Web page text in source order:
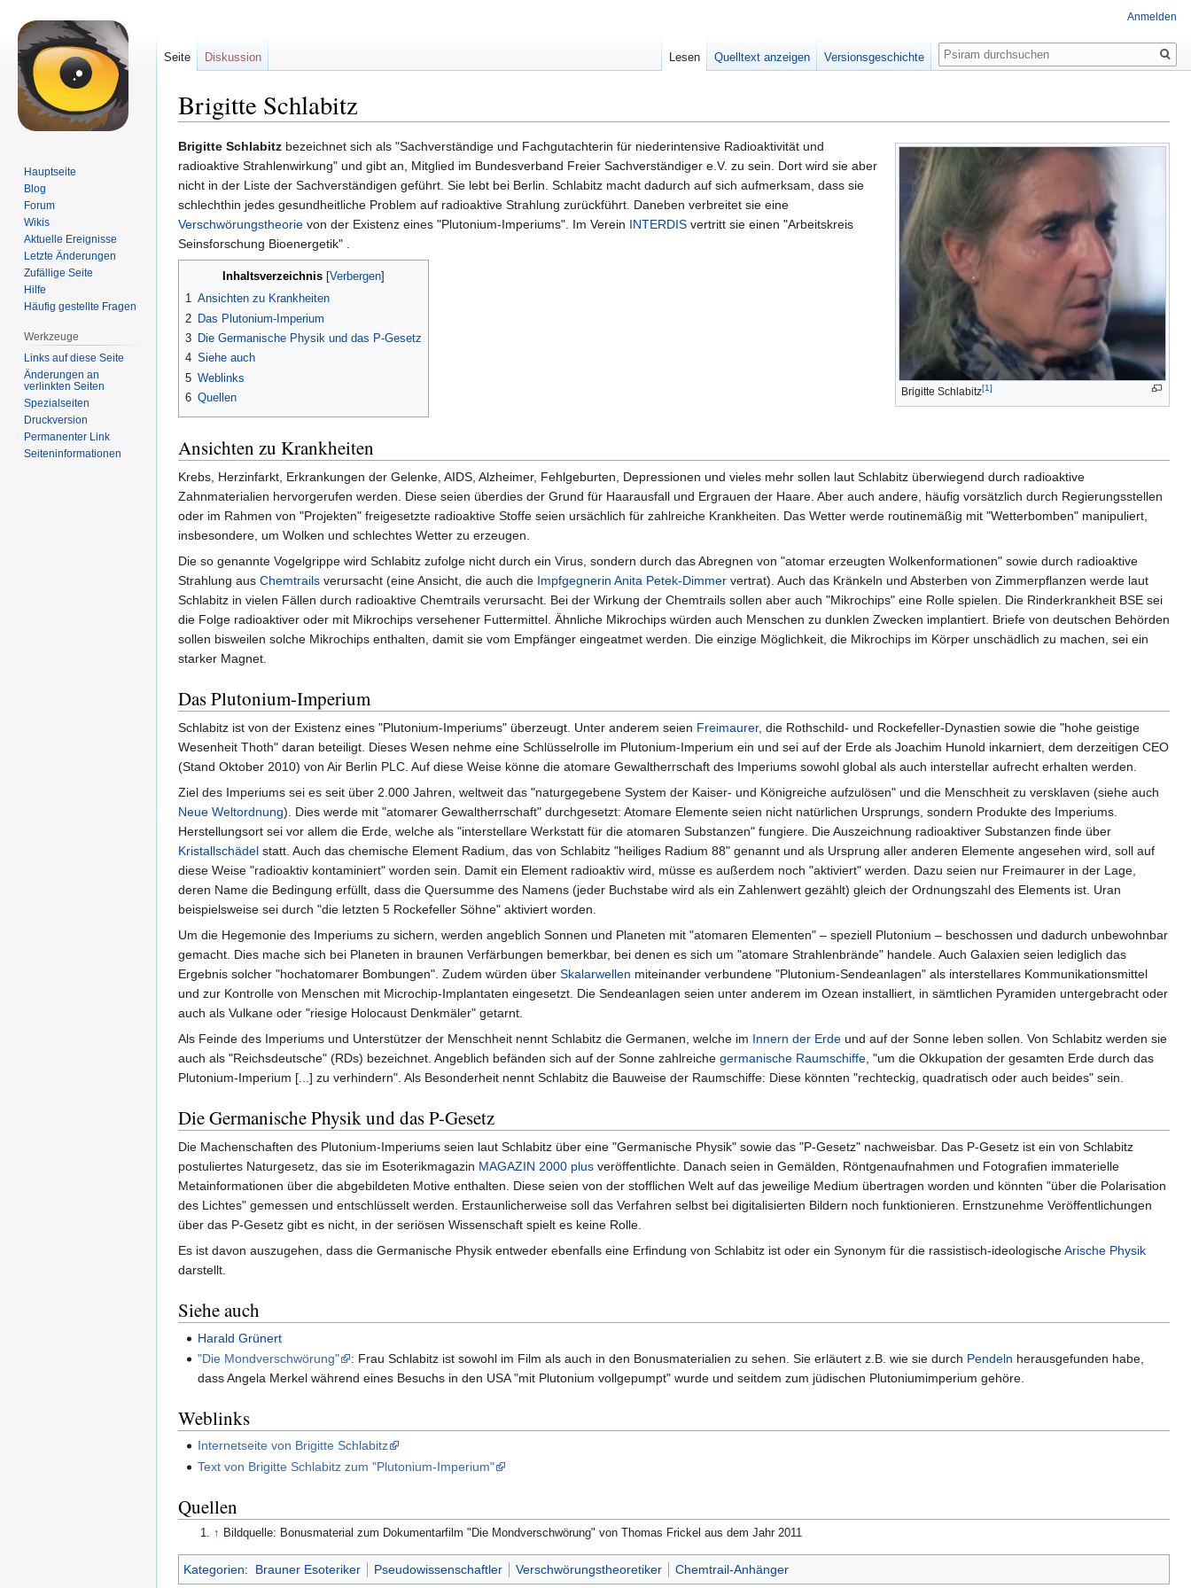
Brigitte Schlabitz
Zur
Navigation
springen
Zur
Suche
springen
Brigitte Schlabitz[1]
Brigitte Schlabitz bezeichnet sich als "Sachverständige und Fachgutachterin für niederintensive Radioaktivität und
radioaktive Strahlenwirkung" und gibt an, Mitglied im Bundesverband Freier Sachverständiger e.V. zu sein. Dort wird sie aber
nicht in der Liste der Sachverständigen geführt. Sie lebt bei Berlin. Schlabitz macht dadurch auf sich aufmerksam, dass sie
schlechthin jedes gesundheitliche Problem auf radioaktive Strahlung zurückführt. Daneben verbreitet sie eine
Verschwörungstheorie von der Existenz eines "Plutonium-Imperiums". Im Verein INTERDIS vertritt sie einen "Arbeitskreis
Seinsforschung Bioenergetik" .
Inhaltsverzeichnis
1 Ansichten zu Krankheiten
2 Das Plutonium-Imperium
3 Die Germanische Physik und das P-Gesetz
4 Siehe auch
5 Weblinks
6 Quellen
Ansichten zu Krankheiten
Krebs, Herzinfarkt, Erkrankungen der Gelenke, AIDS, Alzheimer, Fehlgeburten, Depressionen und vieles mehr sollen laut Schlabitz überwiegend durch radioaktive
Zahnmaterialien hervorgerufen werden. Diese seien überdies der Grund für Haarausfall und Ergrauen der Haare. Aber auch andere, häufig vorsätzlich durch Regierungsstellen
oder im Rahmen von "Projekten" freigesetzte radioaktive Stoffe seien ursächlich für zahlreiche Krankheiten. Das Wetter werde routinemäßig mit "Wetterbomben" manipuliert,
insbesondere, um Wolken und schlechtes Wetter zu erzeugen.
Die so genannte Vogelgrippe wird Schlabitz zufolge nicht durch ein Virus, sondern durch das Abregnen von "atomar erzeugten Wolkenformationen" sowie durch radioaktive
Strahlung aus Chemtrails verursacht (eine Ansicht, die auch die Impfgegnerin Anita Petek-Dimmer vertrat). Auch das Kränkeln und Absterben von Zimmerpflanzen werde laut
Schlabitz in vielen Fällen durch radioaktive Chemtrails verursacht. Bei der Wirkung der Chemtrails sollen aber auch "Mikrochips" eine Rolle spielen. Die Rinderkrankheit BSE sei
die Folge radioaktiver oder mit Mikrochips versehener Futtermittel. Ähnliche Mikrochips würden auch Menschen zu dunklen Zwecken implantiert. Briefe von deutschen Behörden
sollen bisweilen solche Mikrochips enthalten, damit sie vom Empfänger eingeatmet werden. Die einzige Möglichkeit, die Mikrochips im Körper unschädlich zu machen, sei ein
starker Magnet.
Das Plutonium-Imperium
Schlabitz ist von der Existenz eines "Plutonium-Imperiums" überzeugt. Unter anderem seien Freimaurer, die Rothschild- und Rockefeller-Dynastien sowie die "hohe geistige
Wesenheit Thoth" daran beteiligt. Dieses Wesen nehme eine Schlüsselrolle im Plutonium-Imperium ein und sei auf der Erde als Joachim Hunold inkarniert, dem derzeitigen CEO
(Stand Oktober 2010) von Air Berlin PLC. Auf diese Weise könne die atomare Gewaltherrschaft des Imperiums sowohl global als auch interstellar aufrecht erhalten werden.
Ziel des Imperiums sei es seit über 2.000 Jahren, weltweit das "naturgegebene System der Kaiser- und Königreiche aufzulösen" und die Menschheit zu versklaven (siehe auch
Neue Weltordnung). Dies werde mit "atomarer Gewaltherrschaft" durchgesetzt: Atomare Elemente seien nicht natürlichen Ursprungs, sondern Produkte des Imperiums.
Herstellungsort sei vor allem die Erde, welche als "interstellare Werkstatt für die atomaren Substanzen" fungiere. Die Auszeichnung radioaktiver Substanzen finde über
Kristallschädel statt. Auch das chemische Element Radium, das von Schlabitz "heiliges Radium 88" genannt und als Ursprung aller anderen Elemente angesehen wird, soll auf
diese Weise "radioaktiv kontaminiert" worden sein. Damit ein Element radioaktiv wird, müsse es außerdem noch "aktiviert" werden. Dazu seien nur Freimaurer in der Lage,
deren Name die Bedingung erfüllt, dass die Quersumme des Namens (jeder Buchstabe wird als ein Zahlenwert gezählt) gleich der Ordnungszahl des Elements ist. Uran
beispielsweise sei durch "die letzten 5 Rockefeller Söhne" aktiviert worden.
Um die Hegemonie des Imperiums zu sichern, werden angeblich Sonnen und Planeten mit "atomaren Elementen" – speziell Plutonium – beschossen und dadurch unbewohnbar
gemacht. Dies mache sich bei Planeten in braunen Verfärbungen bemerkbar, bei denen es sich um "atomare Strahlenbrände" handele. Auch Galaxien seien lediglich das
Ergebnis solcher "hochatomarer Bombungen". Zudem würden über Skalarwellen miteinander verbundene "Plutonium-Sendeanlagen" als interstellares Kommunikationsmittel
und zur Kontrolle von Menschen mit Microchip-Implantaten eingesetzt. Die Sendeanlagen seien unter anderem im Ozean installiert, in sämtlichen Pyramiden untergebracht oder
auch als Vulkane oder "riesige Holocaust Denkmäler" getarnt.
Als Feinde des Imperiums und Unterstützer der Menschheit nennt Schlabitz die Germanen, welche im Innern der Erde und auf der Sonne leben sollen. Von Schlabitz werden sie
auch als "Reichsdeutsche" (RDs) bezeichnet. Angeblich befänden sich auf der Sonne zahlreiche germanische Raumschiffe, "um die Okkupation der gesamten Erde durch das
Plutonium-Imperium [...] zu verhindern". Als Besonderheit nennt Schlabitz die Bauweise der Raumschiffe: Diese könnten "rechteckig, quadratisch oder auch beides" sein.
Die Germanische Physik und das P-Gesetz
Die Machenschaften des Plutonium-Imperiums seien laut Schlabitz über eine "Germanische Physik" sowie das "P-Gesetz" nachweisbar. Das P-Gesetz ist ein von Schlabitz
postuliertes Naturgesetz, das sie im Esoterikmagazin MAGAZIN 2000 plus veröffentlichte. Danach seien in Gemälden, Röntgenaufnahmen und Fotografien immaterielle
Metainformationen über die abgebildeten Motive enthalten. Diese seien von der stofflichen Welt auf das jeweilige Medium übertragen worden und könnten "über die Polarisation
des Lichtes" gemessen und entschlüsselt werden. Erstaunlicherweise soll das Verfahren selbst bei digitalisierten Bildern noch funktionieren. Ernstzunehme Veröffentlichungen
über das P-Gesetz gibt es nicht, in der seriösen Wissenschaft spielt es keine Rolle.
Es ist davon auszugehen, dass die Germanische Physik entweder ebenfalls eine Erfindung von Schlabitz ist oder ein Synonym für die rassistisch-ideologischeArische Physik
darstellt.
Siehe auch
Harald Grünert
"Die Mondverschwörung"
: Frau Schlabitz ist sowohl im Film als auch in den Bonusmaterialien zu sehen. Sie erläutert z.B. wie sie durch Pendeln herausgefunden habe,
dass Angela Merkel während eines Besuchs in den USA "mit Plutonium vollgepumpt" wurde und seitdem zum jüdischen Plutoniumimperium gehöre.
Weblinks
Internetseite von Brigitte Schlabitz
Text von Brigitte Schlabitz zum "Plutonium-Imperium"
Quellen
↑ Bildquelle: Bonusmaterial zum Dokumentarfilm "Die Mondverschwörung" von Thomas Frickel aus dem Jahr 2011
Kategorien: Brauner Esoteriker Pseudowissenschaftler Verschwörungstheoretiker Chemtrail-Anhänger
Anmelden
Seite Diskussion Lesen Quelltext anzeigen Versionsgeschichte
Suche
Hauptseite
Blog
Forum
Wikis
Aktuelle Ereignisse
Letzte Änderungen
Zufällige Seite
Hilfe
Häufig gestellte Fragen
Werkzeuge
Links auf diese Seite
Änderungen an
verlinkten Seiten
Spezialseiten
Druckversion
Permanenter Link
Seiten­informationen